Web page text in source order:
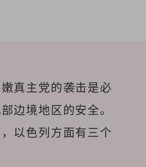
真主党的袭击是必
边境地区的安全。
以色列方面有三个